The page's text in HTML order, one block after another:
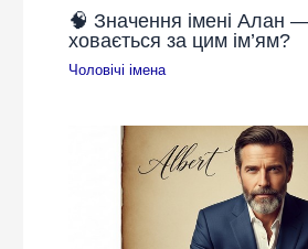
🧠 Значення імені Алан
ховається за цим ім’ям?
Чоловічі імена